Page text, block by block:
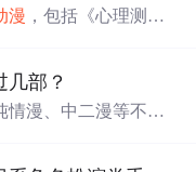
漫 ，包括《心理测量
主题。
几部？
情漫、中二漫等不同